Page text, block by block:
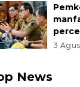
3
News